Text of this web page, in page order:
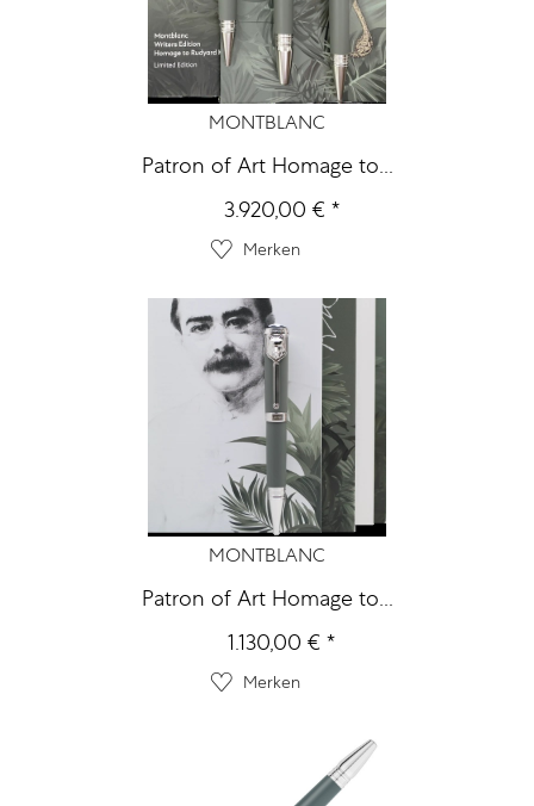
MONTBLANC
Patron of Art Homage to...
3.920,00 € *
Merken
MONTBLANC
Patron of Art Homage to...
1.130,00 € *
Merken